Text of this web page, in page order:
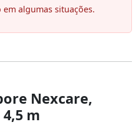
algumas situações.
Nexcare,
m